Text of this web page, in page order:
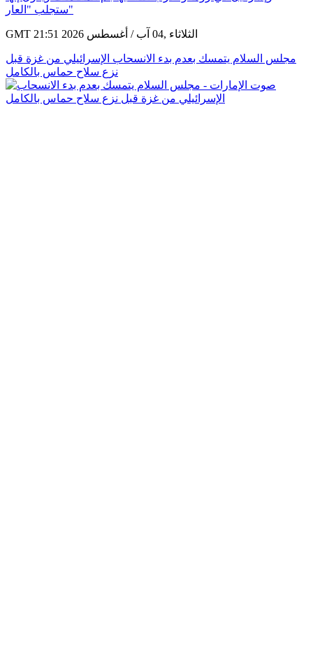
GMT 21:51 2026 الثلاثاء ,04 آب / أغسطس
مجلس السلام يتمسك بعدم بدء الانسحاب الإسرائيلي من غزة قبل
نزع سلاح حماس بالكامل